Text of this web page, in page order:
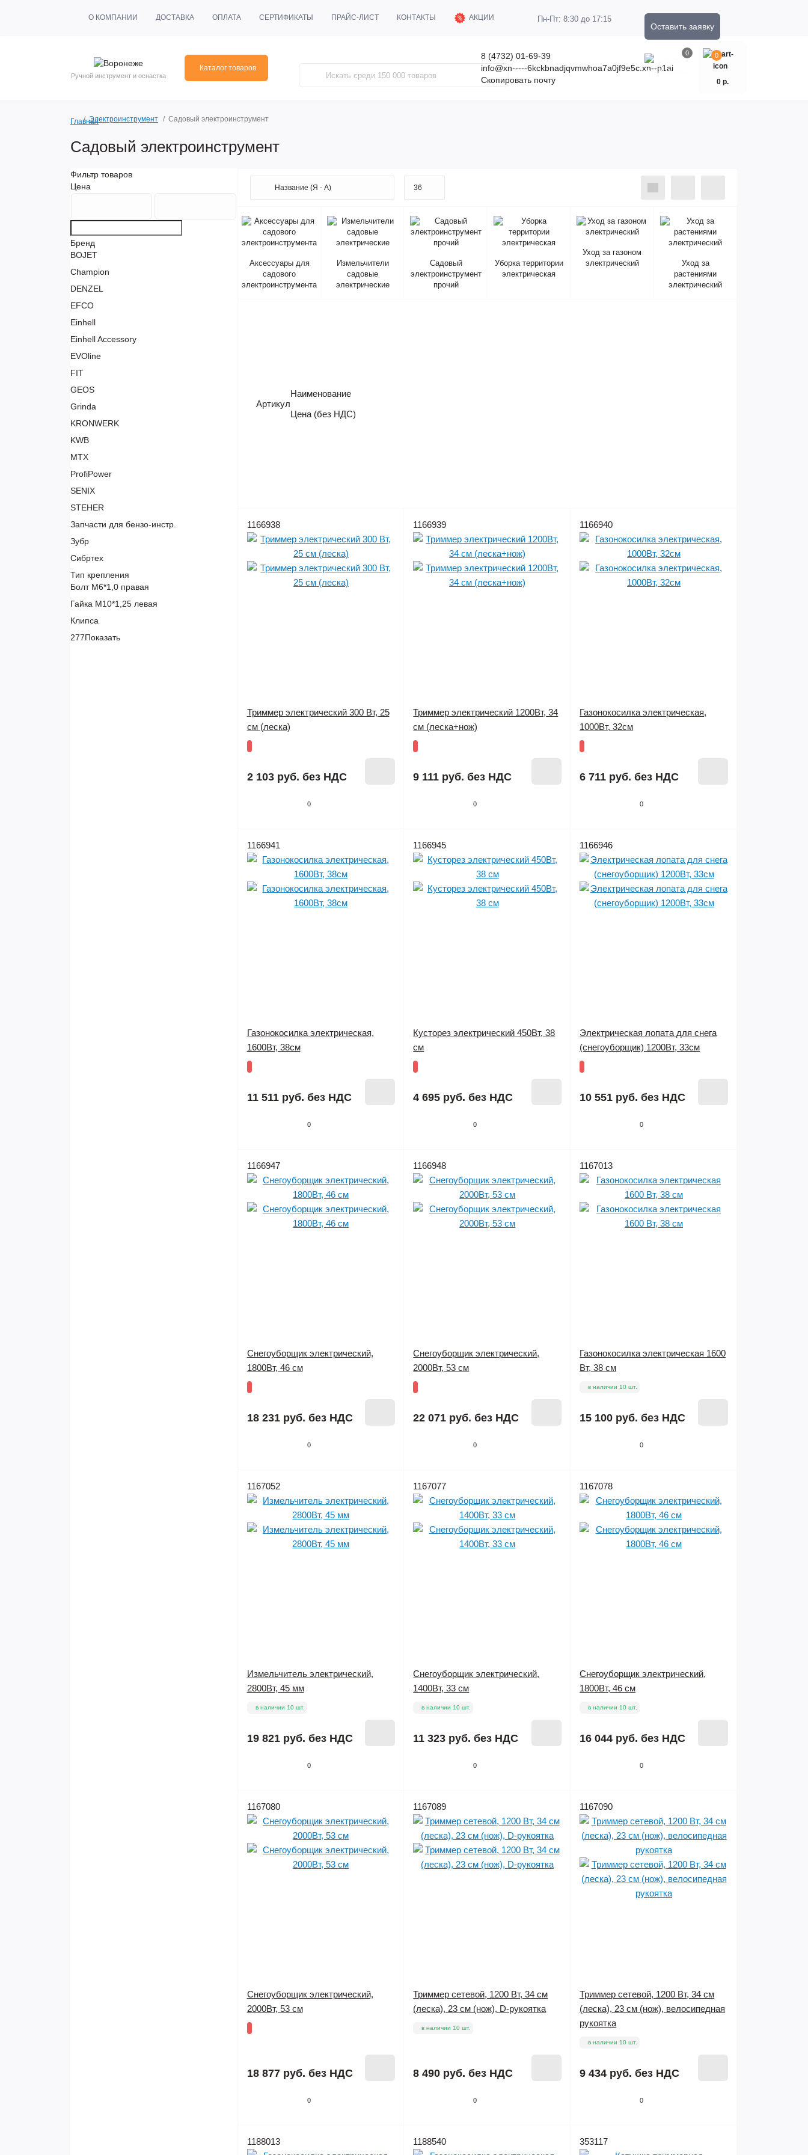
О КОМПАНИИ ДОСТАВКА ОПЛАТА СЕРТИФИКАТЫ ПРАЙС-ЛИСТ КОНТАКТЫ АКЦИИ Пн-Пт: 8:30 до 17:15
Оставить заявку
Ручной инструмент и оснастка
Каталог товаров
8 (4732) 01-69-39
info@xn-----6kckbnadjqvmwhoa7a0jf9e5c.xn--p1ai
Скопировать почту
0 0
0 р.
ГлавнаяЭлектроинструмент Садовый электроинструмент
Садовый электроинструмент
Фильтр товаров
Цена
Бренд
BOJET
Champion
DENZEL
EFCO
Einhell
Einhell Accessory
EVOline
FIT
GEOS
Grinda
KRONWERK
KWB
MTX
ProfiPower
SENIX
STEHER
Запчасти для бензо-инстр.
Зубр
Сибртех
Тип крепления
Болт М6*1,0 правая
Гайка М10*1,25 левая
Клипса
277Показать
Аксессуары для
садового
электроинструмента
Измельчители
садовые
электрические
Садовый
электроинструмент
прочий
Уборка территории
электрическая
Уход за газоном
электрический
Уход за
растениями
электрический
Артикул
Наименование
Цена (без НДС)
1166938
0
Триммер электрический 300 Вт, 25
см (леска)
2 103 руб. без НДС
1166939
0
Триммер электрический 1200Вт, 34
см (леска+нож)
9 111 руб. без НДС
1166940
0
Газонокосилка электрическая,
1000Вт, 32см
6 711 руб. без НДС
1166941
0
Газонокосилка электрическая,
1600Вт, 38см
11 511 руб. без НДС
1166945
0
Кусторез электрический 450Вт, 38
см
4 695 руб. без НДС
1166946
0
Электрическая лопата для снега
(снегоуборщик) 1200Вт, 33см
10 551 руб. без НДС
1166947
0
Снегоуборщик электрический,
1800Вт, 46 см
18 231 руб. без НДС
1166948
0
Снегоуборщик электрический,
2000Вт, 53 см
22 071 руб. без НДС
1167013
0
Газонокосилка электрическая 1600
Вт, 38 см
в наличии 10 шт.
15 100 руб. без НДС
1167052
0
Измельчитель электрический,
2800Вт, 45 мм
в наличии 10 шт.
19 821 руб. без НДС
1167077
0
Снегоуборщик электрический,
1400Вт, 33 см
в наличии 10 шт.
11 323 руб. без НДС
1167078
0
Снегоуборщик электрический,
1800Вт, 46 см
в наличии 10 шт.
16 044 руб. без НДС
1167080
0
Снегоуборщик электрический,
2000Вт, 53 см
18 877 руб. без НДС
1167089
0
Триммер сетевой, 1200 Вт, 34 см
(леска), 23 см (нож), D-рукоятка
в наличии 10 шт.
8 490 руб. без НДС
1167090
0
Триммер сетевой, 1200 Вт, 34 см
(леска), 23 см (нож), велосипедная
рукоятка
в наличии 10 шт.
9 434 руб. без НДС
1188013 1188540 353117